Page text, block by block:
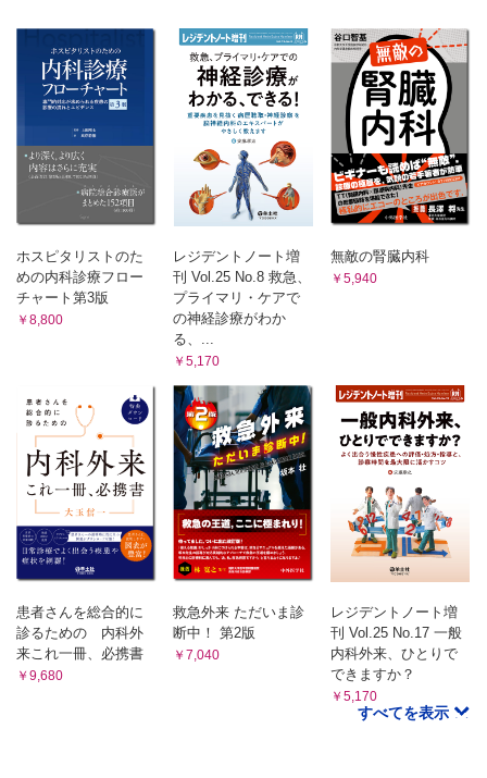
3．腎臓内科医の現在・未来【祖父江 理】
索引
ホスピタリストのた
めの内科診療フロー
チャート第3版
￥8,800
レジデントノート増
刊 Vol.25 No.8 救急、
プライマリ・ケアで
の神経診療がわか
る、...
￥5,170
無敵の腎臓内科
￥5,940
患者さんを総合的に
診るための 内科外
来これ一冊、必携書
￥9,680
救急外来 ただいま診
断中！ 第2版
￥7,040
レジデントノート増
刊 Vol.25 No.17 一般
内科外来、ひとりで
できますか？
￥5,170
すべてを表示